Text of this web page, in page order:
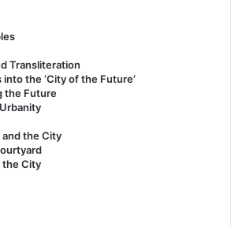
Transliteration
the ‘City of the Future’
the Future
the City
the City